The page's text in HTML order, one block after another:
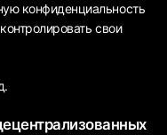
конфиденциальность
свои